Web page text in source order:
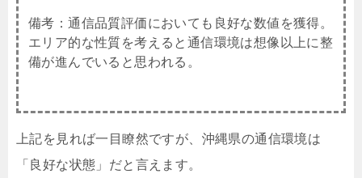
備考：通信品質評価においても良好な数値を獲得。
エリア的な性質を考えると通信環境は想像以上に整
備が進んでいると思われる。
上記を見れば一目瞭然ですが、沖縄県の通信環境は
「良好な状態」だと言えます。